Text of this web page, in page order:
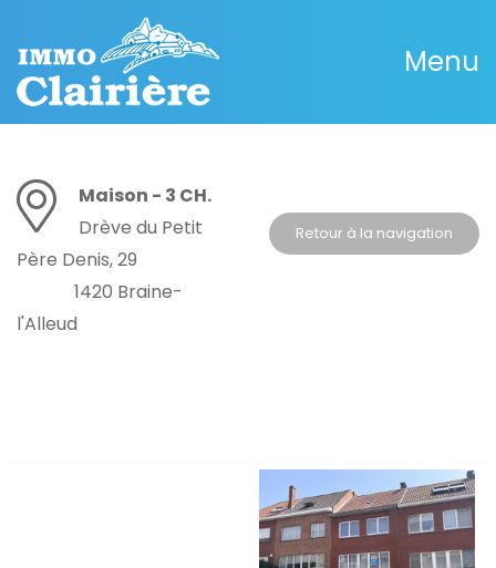
Menu
Maison - 3 CH.
Drève du Petit
Père Denis, 29
1420 Braine-
l'Alleud
Retour à la navigation